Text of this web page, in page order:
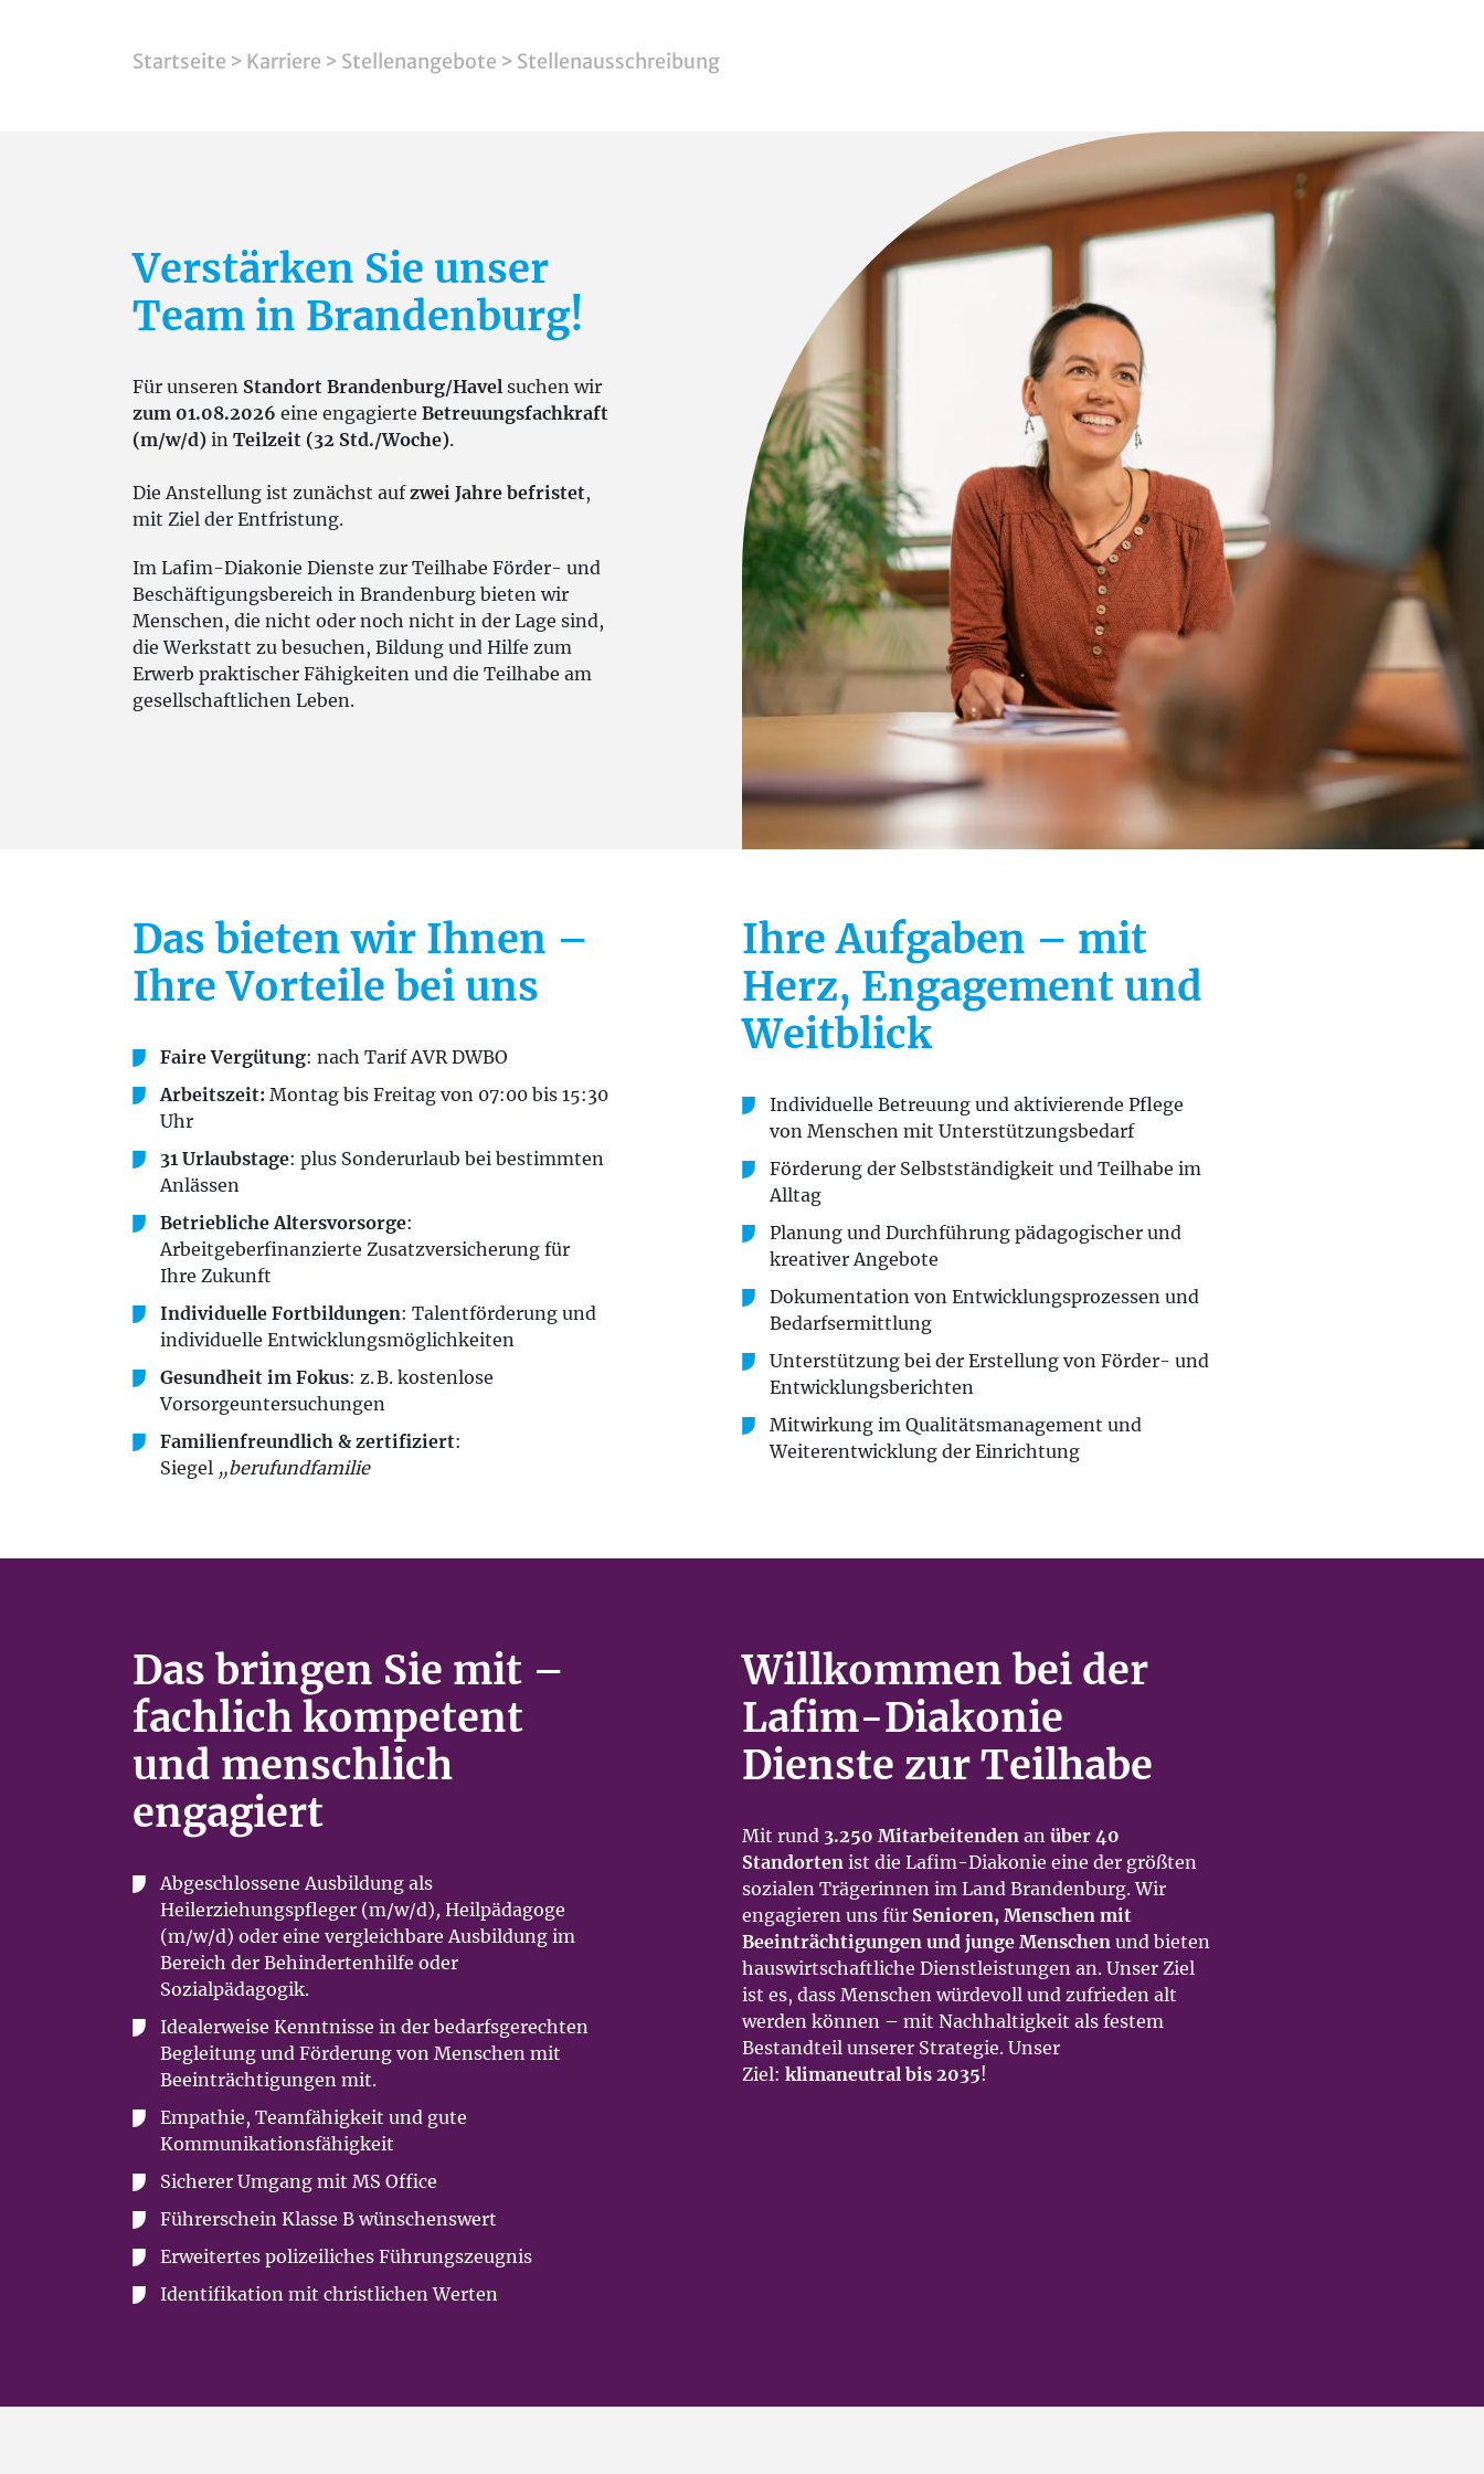
Startseite > Karriere > Stellenangebote > Stellenausschreibung
Verstärken Sie unser
Team in Brandenburg!
Für unseren Standort Brandenburg/Havel suchen wir
zum 01.08.2026 eine engagierte Betreuungsfachkraft
(m/w/d) in Teilzeit (32 Std./Woche).
Die Anstellung ist zunächst aufzwei Jahre befristet,
mit Ziel der Entfristung.
Im Lafim-Diakonie Dienste zur Teilhabe Förder- und
Beschäftigungsbereich in Brandenburg bieten wir
Menschen, die nicht oder noch nicht in der Lage sind,
die Werkstatt zu besuchen, Bildung und Hilfe zum
Erwerb praktischer Fähigkeiten und die Teilhabe am
gesellschaftlichen Leben.
Das bieten wir Ihnen –
Ihre Vorteile bei uns
Faire Vergütung: nach Tarif AVR DWBO
Arbeitszeit: Montag bis Freitag von 07:00 bis 15:30
Uhr
31 Urlaubstage: plus Sonderurlaub bei bestimmten
Anlässen
Betriebliche Altersvorsorge:
Arbeitgeberfinanzierte Zusatzversicherung für
Ihre Zukunft
Individuelle Fortbildungen: Talentförderung und
individuelle Entwicklungsmöglichkeiten
Gesundheit im Fokus: z. B. kostenlose
Vorsorgeuntersuchungen
Familienfreundlich & zertifiziert:
Siegel „berufundfamilie
Ihre Aufgaben – mit
Herz, Engagement und
Weitblick
Individuelle Betreuung und aktivierende Pflege
von Menschen mit Unterstützungsbedarf
Förderung der Selbstständigkeit und Teilhabe im
Alltag
Planung und Durchführung pädagogischer und
kreativer Angebote
Dokumentation von Entwicklungsprozessen und
Bedarfsermittlung
Unterstützung bei der Erstellung von Förder- und
Entwicklungsberichten
Mitwirkung im Qualitätsmanagement und
Weiterentwicklung der Einrichtung
Das bringen Sie mit –
fachlich kompetent
und menschlich
engagiert
Abgeschlossene Ausbildung als
Heilerziehungspfleger (m/w/d), Heilpädagoge
(m/w/d) oder eine vergleichbare Ausbildung im
Bereich der Behindertenhilfe oder
Sozialpädagogik.
Idealerweise Kenntnisse in der bedarfsgerechten
Begleitung und Förderung von Menschen mit
Beeinträchtigungen mit.
Empathie, Teamfähigkeit und gute
Kommunikationsfähigkeit
Sicherer Umgang mit MS Office
Führerschein Klasse B wünschenswert
Erweitertes polizeiliches Führungszeugnis
Identifikation mit christlichen Werten
Willkommen bei der
Lafim-Diakonie
Dienste zur Teilhabe
Mit rund 3.250 Mitarbeitenden an über 40
Standorten ist die Lafim-Diakonie eine der größten
sozialen Trägerinnen im Land Brandenburg. Wir
engagieren uns für Senioren, Menschen mit
Beeinträchtigungen und junge Menschen und bieten
hauswirtschaftliche Dienstleistungen an. Unser Ziel
ist es, dass Menschen würdevoll und zufrieden alt
werden können – mit Nachhaltigkeit als festem
Bestandteil unserer Strategie. Unser
Ziel: klimaneutral bis 2035!